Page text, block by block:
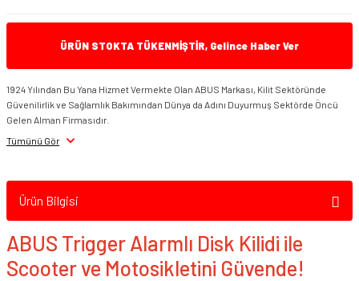
ABUS 7000 RS1 Detecto Disk Kilidi Kırmızı
ÜRÜN STOKTA TÜKENMİŞTİR, Gelince Haber Ver
1924 Yılından Bu Yana Hizmet Vermekte Olan ABUS Markası, Kilit Sektöründe
Güvenilirlik ve Sağlamlık Bakımından Dünya da Adını Duyurmuş Sektörde Öncü
Gelen Alman Firmasıdır.
Tümünü Gör
Ürün Bilgisi
ABUS Trigger Alarmlı Disk Kilidi ile
Scooter ve Motosikletini Güvende!